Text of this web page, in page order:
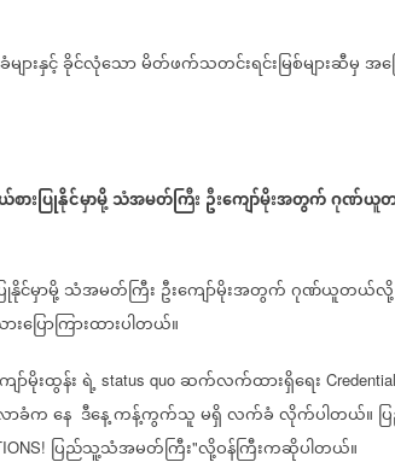
ားနှင့်ခိုင်လုံသောမိတ်ဖက်သတင်းရင်းမြစ်များဆီမှအခ
းပြုနိုင်မှာမို့သံအမတ်ကြီး ဦးကျော်မိုးအတွက်ဂုဏ်ယူ
င်မှာမို့သံအမတ်ကြီး ဦးကျော်မိုးအတွက်ဂုဏ်ယူတယ်လို့
ပြောကြားထားပါတယ်။
ာ်မိုးထွန်းရဲ့ status quo ဆက်လက်ထားရှိရေး
ခံကနေ ဒီနေ့ကန့်ကွက်သူမရှိလက်ခံလိုက်ပါတယ်။
ပြည်သူ့သံအမတ်ကြီး"လို့ဝန်ကြီးကဆိုပါတယ်။